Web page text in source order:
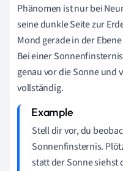
Phänomen ist nur bei
seine dunkle Seite zur
Mond gerade in der
Bei einer
genau vor die Sonne und
vollständig.
Stell dir vor, du
Sonnenfinsternis.
statt der Sonne siehst